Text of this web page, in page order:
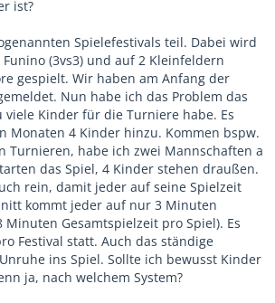
ist?
Spielefestivals teil. Dabei wird
(3vs3) und auf 2 Kleinfeldern
gespielt. Wir haben am Anfang der
Nun habe ich das Problem das
viele Kinder für die Turniere habe. Es
Monaten 4 Kinder hinzu. Kommen bspw.
Turnieren, habe ich zwei Mannschaften a
das Spiel, 4 Kinder stehen draußen.
rein, damit jeder auf seine Spielzeit
kommt jeder auf nur 3 Minuten
Minuten Gesamtspielzeit pro Spiel). Es
Festival statt. Auch das ständige
ins Spiel. Sollte ich bewusst Kinder
ja, nach welchem System?